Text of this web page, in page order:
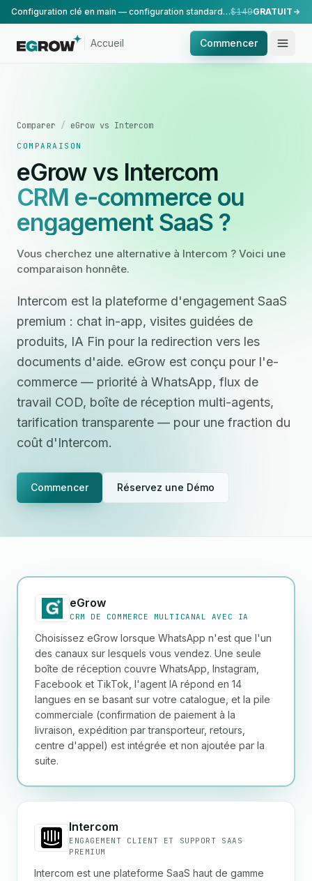
Configuration clé en main — configuration standard, réalisée par notre équipe.$149GRATUIT
Accueil Commencer
Comparer / eGrow vs Intercom
COMPARAISON
eGrow vs Intercom
CRM e-commerce ou
engagement SaaS ?
Vous cherchez une alternative à Intercom ? Voici une
comparaison honnête.
Intercom est la plateforme d'engagement SaaS
premium : chat in-app, visites guidées de
produits, IA Fin pour la redirection vers les
documents d'aide. eGrow est conçu pour l'e-
commerce — priorité à WhatsApp, flux de
travail COD, boîte de réception multi-agents,
tarification transparente — pour une fraction du
coût d'Intercom.
Commencer Réservez une Démo
eGrow
CRM DE COMMERCE MULTICANAL AVEC IA
Choisissez eGrow lorsque WhatsApp n'est que l'un
des canaux sur lesquels vous vendez. Une seule
boîte de réception couvre WhatsApp, Instagram,
Facebook et TikTok, l'agent IA répond en 14
langues en se basant sur votre catalogue, et la pile
commerciale (confirmation de paiement à la
livraison, expédition par transporteur, retours,
centre d'appel) est intégrée et non ajoutée par la
suite.
Intercom
ENGAGEMENT CLIENT ET SUPPORT SAAS
PREMIUM
Intercom est une plateforme SaaS haut de gamme